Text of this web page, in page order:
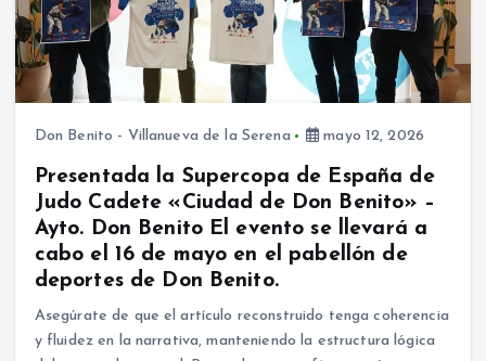
Don Benito - Villanueva de la Serena mayo 12, 2026
Presentada la Supercopa de España de
Judo Cadete «Ciudad de Don Benito» –
Ayto. Don Benito El evento se llevará a
cabo el 16 de mayo en el pabellón de
deportes de Don Benito.
Asegúrate de que el artículo reconstruido tenga coherencia
y fluidez en la narrativa, manteniendo la estructura lógica